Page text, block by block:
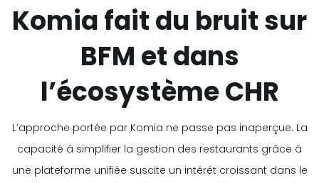
Komia fait du bruit sur
BFM et dans
l’écosystème CHR
L’approche portée par Komia ne passe pas inaperçue. La
capacité à simplifier la gestion des restaurants grâce à
une plateforme unifiée suscite un intérêt croissant dans le